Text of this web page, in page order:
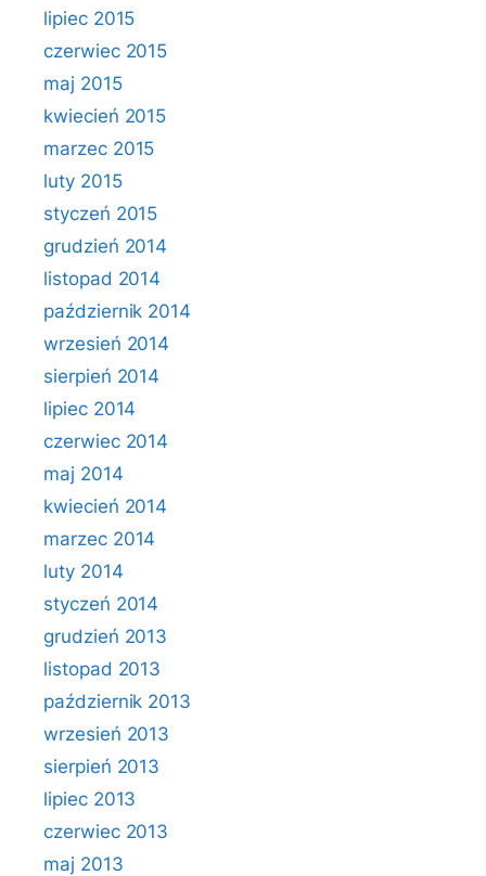
lipiec 2015
czerwiec 2015
maj 2015
kwiecień 2015
marzec 2015
luty 2015
styczeń 2015
grudzień 2014
listopad 2014
październik 2014
wrzesień 2014
sierpień 2014
lipiec 2014
czerwiec 2014
maj 2014
kwiecień 2014
marzec 2014
luty 2014
styczeń 2014
grudzień 2013
listopad 2013
październik 2013
wrzesień 2013
sierpień 2013
lipiec 2013
czerwiec 2013
maj 2013